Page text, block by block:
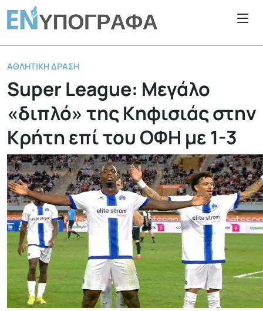
ΑΘΛΗΤΙΚΉ ΔΡΆΣΗ
Super League: Μεγάλο
«διπλό» της Κηφισιάς στην
Κρήτη επί του ΟΦΗ με 1-3